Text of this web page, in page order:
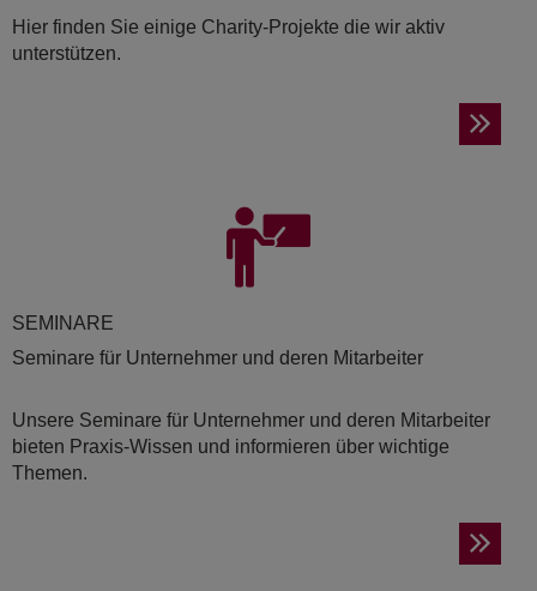
Hier finden Sie einige Charity-Projekte die wir aktiv
unterstützen.
SE­MI­NA­RE
Seminare für Unternehmer und deren Mitarbeiter
Unsere Seminare für Unternehmer und deren Mitarbeiter
bieten Praxis-Wissen und informieren über wichtige
Themen.